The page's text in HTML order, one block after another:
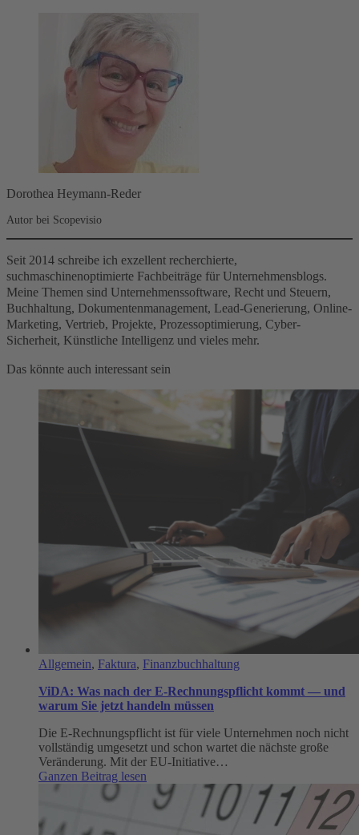
Dorothea Heymann-Reder
Autor bei Scopevisio
Seit 2014 schreibe ich exzellent recherchierte,
suchmaschinenoptimierte Fachbeiträge für Unternehmensblogs.
Meine Themen sind Unternehmenssoftware, Recht und Steuern,
Buchhaltung, Dokumentenmanagement, Lead-Generierung, Online-
Marketing, Vertrieb, Projekte, Prozessoptimierung, Cyber-
Sicherheit, Künstliche Intelligenz und vieles mehr.
Das könnte auch interessant sein
Allgemein, Faktura, Finanzbuchhaltung
ViDA: Was nach der E-Rechnungspflicht kommt — und
warum Sie jetzt handeln müssen
Die E-Rechnungspflicht ist für viele Unternehmen noch nicht
vollständig umgesetzt und schon wartet die nächste große
Veränderung. Mit der EU-Initiative…
Ganzen Beitrag lesen
ViDA:
Was